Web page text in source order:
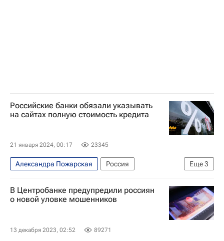
Российские банки обязали указывать
на сайтах полную стоимость кредита
21 января 2024, 00:17 23345
Еще3
Александра Пожарская
Россия
Экономика
Центральный Банк РФ (ЦБ РФ)
В Центробанке предупредили россиян
о новой уловке мошенников
13 декабря 2023, 02:52 89271